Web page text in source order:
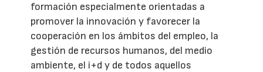
formación especialmente orientadas a
promover la innovación y favorecer la
cooperación en los ámbitos del empleo, la
gestión de recursos humanos, del medio
ambiente, el i+d y de todos aquellos